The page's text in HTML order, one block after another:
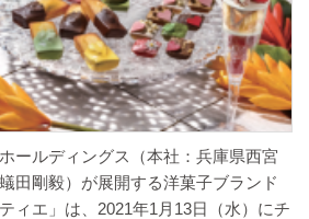
ールディングス（本社：兵庫県西宮
田剛毅）が展開する洋菓子ブランド
ィエ」は、2021年1月13日（水）にチ